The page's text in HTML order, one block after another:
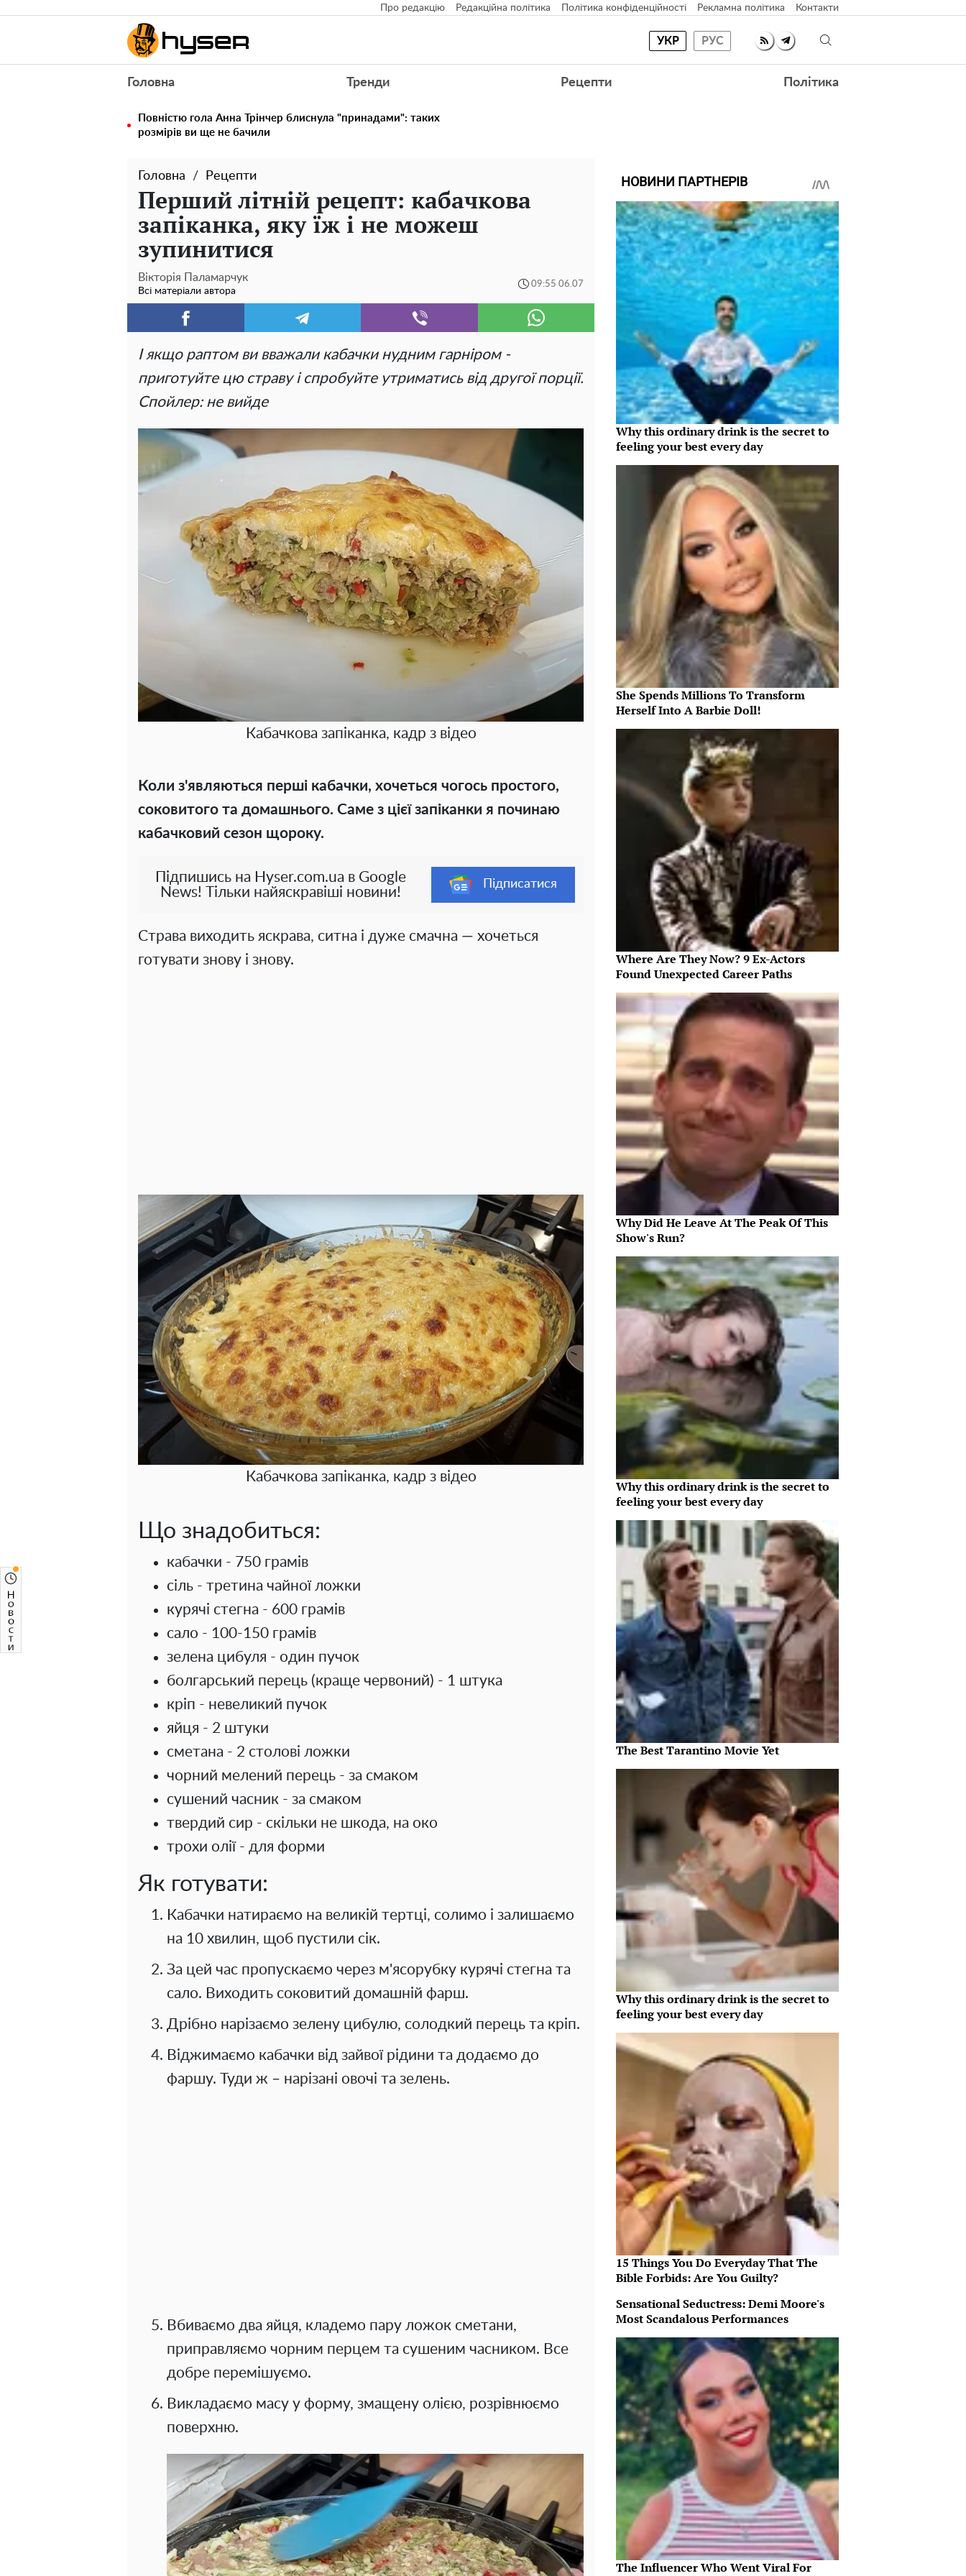
Про редакцію Редакційна політика Політика конфіденційності Рекламна політика Контакти
УКР РУС
Головна Тренди Рецепти Політика
Повністю гола Анна Трінчер блиснула "принадами": таких
розмірів ви ще не бачили
Головна Рецепти
Перший літній рецепт: кабачкова
запіканка, яку їж і не можеш
зупинитися
Вікторія Паламарчук
Всі матеріали автора
09:55 06.07
І якщо раптом ви вважали кабачки нудним гарніром -
приготуйте цю страву і спробуйте утриматись від другої порції.
Спойлер: не вийде
Кабачкова запіканка, кадр з відео
Коли з'являються перші кабачки, хочеться чогось простого,
соковитого та домашнього. Саме з цієї запіканки я починаю
кабачковий сезон щороку.
Підпишись на Hyser.com.ua в Google
News! Тільки найяскравіші новини!
Підписатися
Страва виходить яскрава, ситна і дуже смачна — хочеться
готувати знову і знову.
Кабачкова запіканка, кадр з відео
Що знадобиться:
кабачки - 750 грамів
сіль - третина чайної ложки
курячі стегна - 600 грамів
сало - 100-150 грамів
зелена цибуля - один пучок
болгарський перець (краще червоний) - 1 штука
кріп - невеликий пучок
яйця - 2 штуки
сметана - 2 столові ложки
чорний мелений перець - за смаком
сушений часник - за смаком
твердий сир - скільки не шкода, на око
трохи олії - для форми
Як готувати:
Кабачки натираємо на великій тертці, солимо і залишаємо
на 10 хвилин, щоб пустили сік.
За цей час пропускаємо через м'ясорубку курячі стегна та
сало. Виходить соковитий домашній фарш.
Дрібно нарізаємо зелену цибулю, солодкий перець та кріп.
Віджимаємо кабачки від зайвої рідини та додаємо до
фаршу. Туди ж – нарізані овочі та зелень.
Вбиваємо два яйця, кладемо пару ложок сметани,
приправляємо чорним перцем та сушеним часником. Все
добре перемішуємо.
Викладаємо масу у форму, змащену олією, розрівнюємо
поверхню.
НОВИНИ ПАРТНЕРІВ
Why this ordinary drink is the secret to
feeling your best every day
She Spends Millions To Transform
Herself Into A Barbie Doll!
Where Are They Now? 9 Ex-Actors
Found Unexpected Career Paths
Why Did He Leave At The Peak Of This
Show's Run?
Why this ordinary drink is the secret to
feeling your best every day
The Best Tarantino Movie Yet
Why this ordinary drink is the secret to
feeling your best every day
15 Things You Do Everyday That The
Bible Forbids: Are You Guilty?
Sensational Seductress: Demi Moore's
Most Scandalous Performances
The Influencer Who Went Viral For